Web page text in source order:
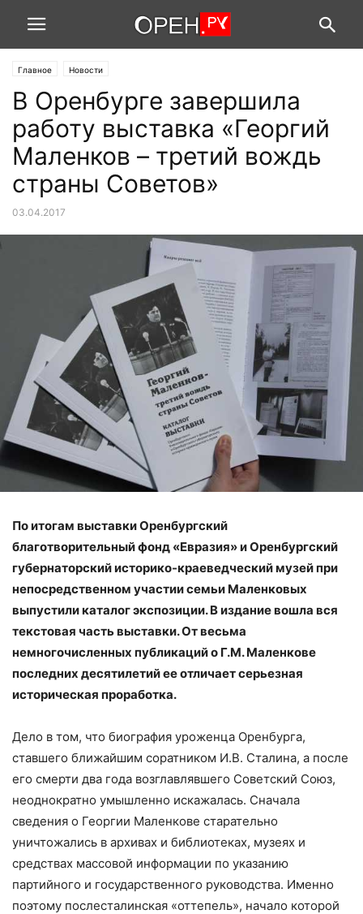
Главное Новости
В Оренбурге завершила
работу выставка «Георгий
Маленков – третий вождь
страны Советов»
03.04.2017
По итогам выставки Оренбургский
благотворительный фонд «Евразия» и Оренбургский
губернаторский историко-краеведческий музей при
непосредственном участии семьи Маленковых
выпустили каталог экспозиции. В издание вошла вся
текстовая часть выставки. От весьма
немногочисленных публикаций о Г.М. Маленкове
последних десятилетий ее отличает серьезная
историческая проработка.
Дело в том, что биография уроженца Оренбурга,
ставшего ближайшим соратником И.В. Сталина, а после
его смерти два года возглавлявшего Советский Союз,
неоднократно умышленно искажалась. Сначала
сведения о Георгии Маленкове старательно
уничтожались в архивах и библиотеках, музеях и
средствах массовой информации по указанию
партийного и государственного руководства. Именно
поэтому послесталинская «оттепель», начало которой